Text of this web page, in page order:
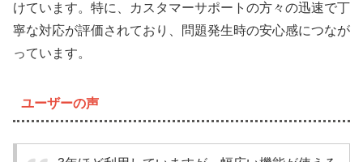
けています。特に、カスタマーサポートの方々の迅速で丁
寧な対応が評価されており、問題発生時の安心感につなが
っています。
ユーザーの声